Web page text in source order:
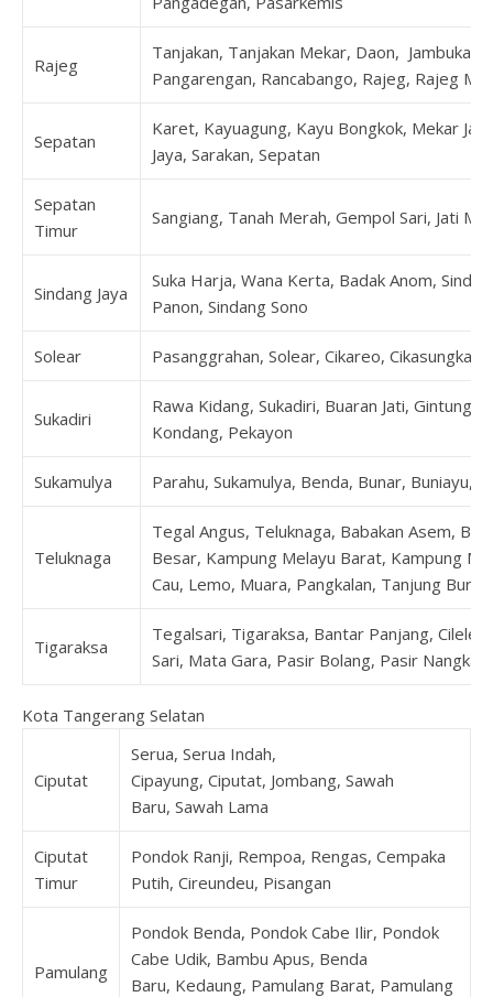
Rajeg
Tanjakan, Tanjakan Mekar, Daon,
Pangarengan, Rancabango, Rajeg, Rajeg
Sepatan
Karet, Kayuagung, Kayu Bongkok, Mekar
Jaya, Sarakan, Sepatan
Sepatan
Timur
Sangiang, Tanah Merah, Gempol Sari, Jati
Sindang Jaya
Suka Harja, Wana Kerta, Badak Anom,
Panon, Sindang Sono
Solear Pasanggrahan, Solear, Cikareo, Cikasungka,
Sukadiri
Rawa Kidang, Sukadiri, Buaran Jati, Gintung,
Kondang, Pekayon
Sukamulya Parahu, Sukamulya, Benda, Bunar, Buniayu,
Teluknaga
Tegal Angus, Teluknaga, Babakan Asem,
Besar, Kampung Melayu Barat, Kampung
Cau, Lemo, Muara, Pangkalan, Tanjung
Tigaraksa
Tegalsari, Tigaraksa, Bantar Panjang,
Sari, Mata Gara, Pasir Bolang, Pasir
Kota Tangerang Selatan
Ciputat
Serua, Serua Indah,
Cipayung, Ciputat, Jombang, Sawah
Baru, Sawah Lama
Ciputat
Timur
Pondok Ranji, Rempoa, Rengas, Cempaka
Putih, Cireundeu, Pisangan
Pamulang
Pondok Benda, Pondok Cabe Ilir, Pondok
Cabe Udik, Bambu Apus, Benda
Baru, Kedaung, Pamulang Barat, Pamulang